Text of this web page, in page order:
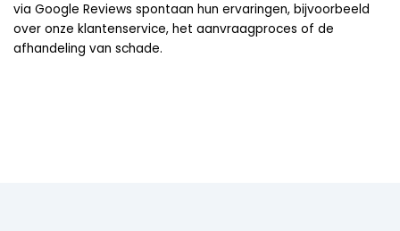
via Google Reviews spontaan hun ervaringen, bijvoorbeeld
over onze klantenservice, het aanvraagproces of de
afhandeling van schade.